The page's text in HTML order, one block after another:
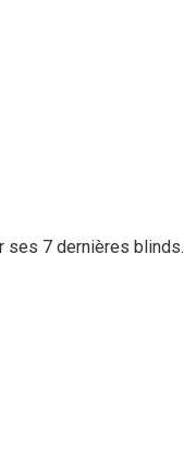
ses 7 dernières blinds.